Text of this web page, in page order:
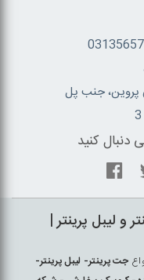
پروين، جنب پل
دنبال کنید
و ليبل پرينتر |
جت پرينتر- ليبل پرينتر-